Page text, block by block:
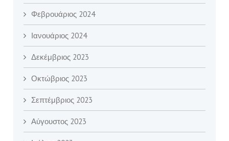
Φεβρουάριος 2024
Ιανουάριος 2024
Δεκέμβριος 2023
Οκτώβριος 2023
Σεπτέμβριος 2023
Αύγουστος 2023